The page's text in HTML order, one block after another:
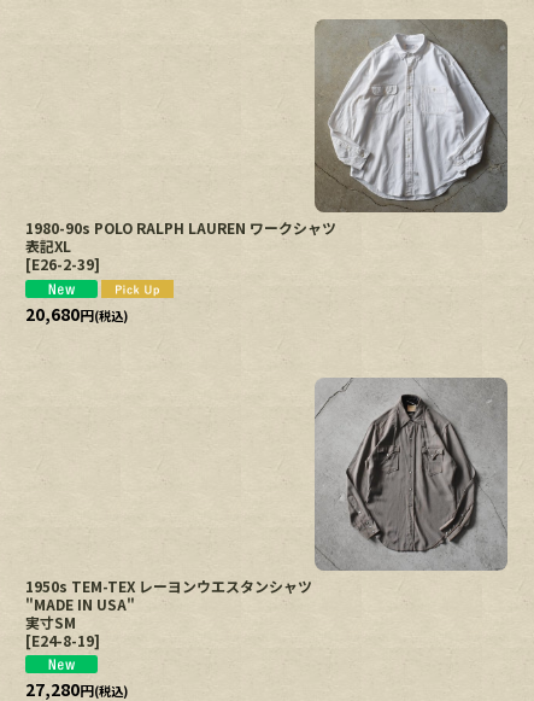
1980-90s POLO RALPH LAUREN ワークシャツ
表記XL
[E26-2-39]
20,680円(税込)
1950s TEM-TEX レーヨンウエスタンシャツ
"MADE IN USA"
実寸SM
[E24-8-19]
27,280円(税込)